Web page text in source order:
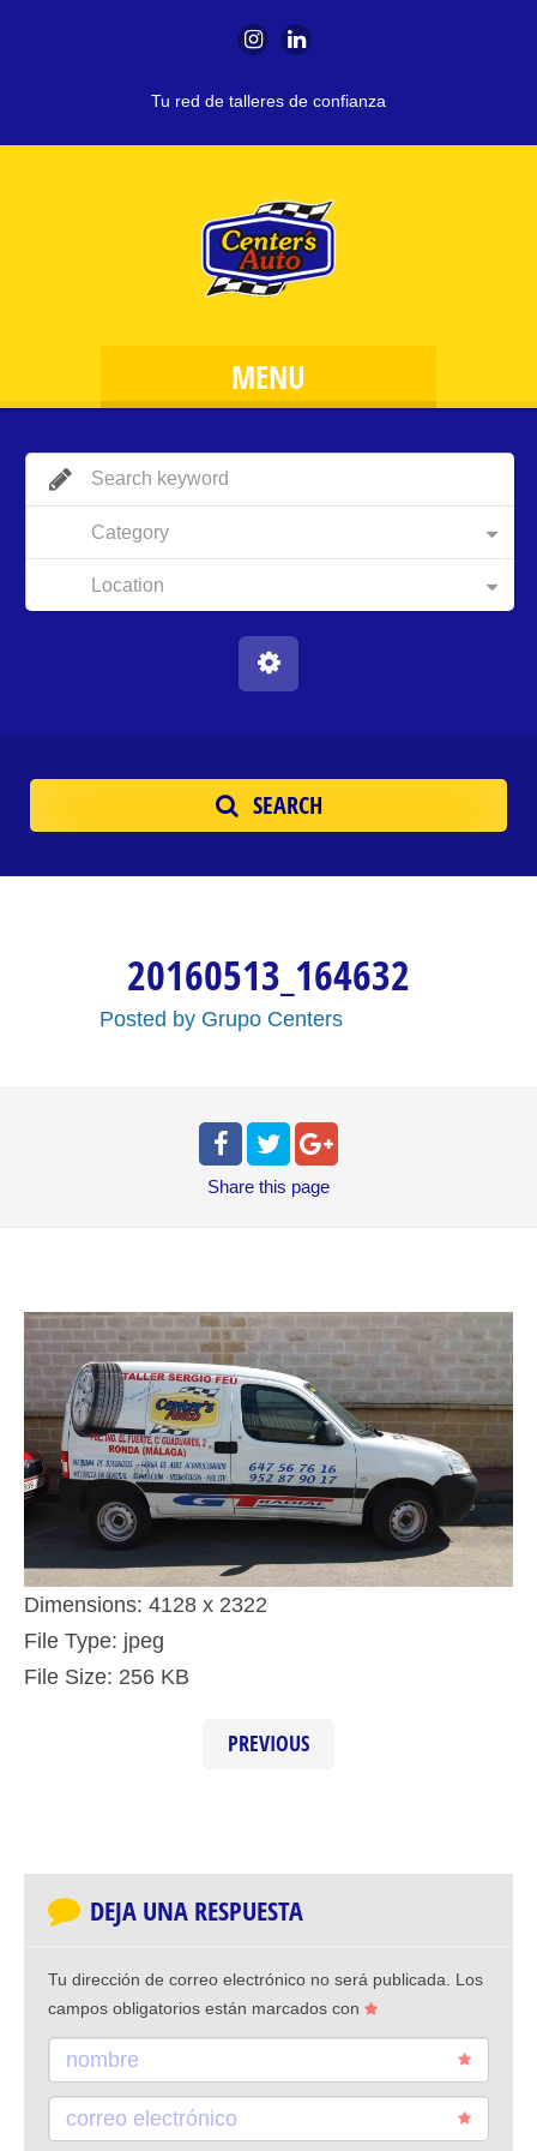
Tu red de talleres de confianza
MENU
Category
Location
SEARCH
20160513_164632
Posted by Grupo Centers
Share this page
Dimensions: 4128 x 2322
File Type: jpeg
File Size: 256 KB
PREVIOUS
DEJA UNA RESPUESTA
Tu dirección de correo electrónico no será publicada. Los
campos obligatorios están marcados con
nombre
correo electrónico